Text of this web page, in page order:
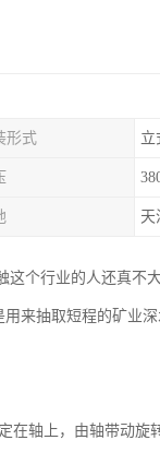
形式 立
天
个行业的人还真不
来抽取短程的矿业
在轴上，由轴带动旋